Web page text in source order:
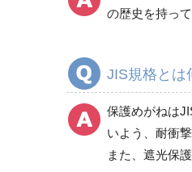
の歴史を持っ
JIS規格とは
保護めがねは
いよう、耐衝
また、遮光保